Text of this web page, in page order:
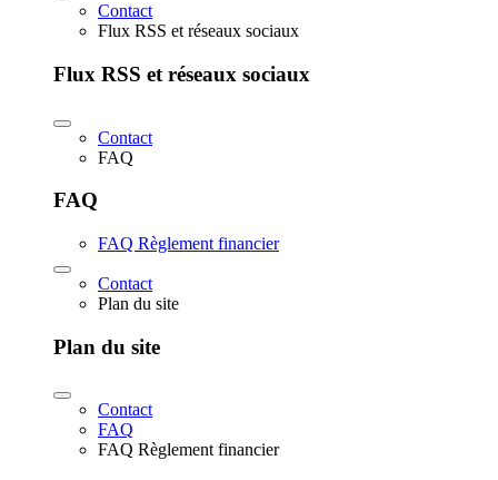
Contact
Flux RSS et réseaux sociaux
Flux RSS et réseaux sociaux
Contact
FAQ
FAQ
FAQ Règlement financier
Contact
Plan du site
Plan du site
Contact
FAQ
FAQ Règlement financier